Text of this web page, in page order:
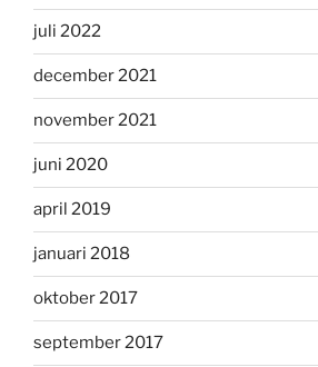
juli 2022
december 2021
november 2021
juni 2020
april 2019
januari 2018
oktober 2017
september 2017